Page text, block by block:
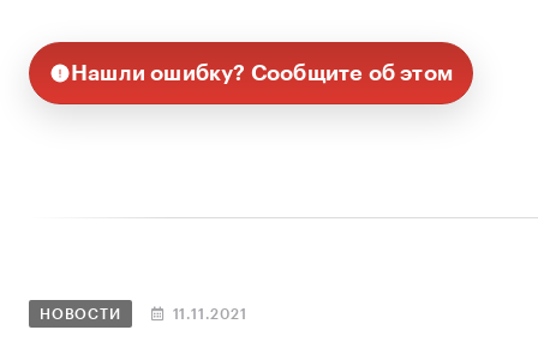
Нашли ошибку? Сообщите об этом
НОВОСТИ 11.11.2021